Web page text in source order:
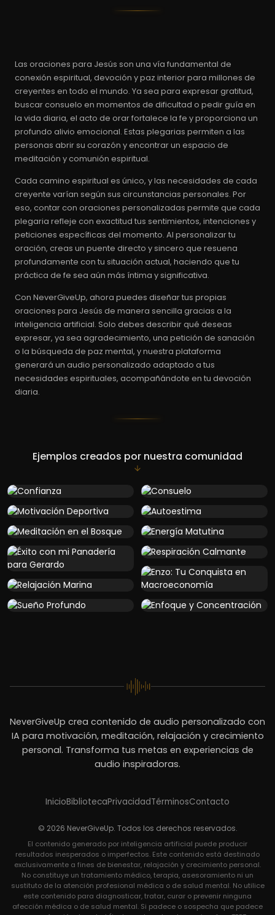
Las oraciones para Jesús son una vía fundamental de
conexión espiritual, devoción y paz interior para millones de
creyentes en todo el mundo. Ya sea para expresar gratitud,
buscar consuelo en momentos de dificultad o pedir guía en
la vida diaria, el acto de orar fortalece la fe y proporciona un
profundo alivio emocional. Estas plegarias permiten a las
personas abrir su corazón y encontrar un espacio de
meditación y comunión espiritual.
Cada camino espiritual es único, y las necesidades de cada
creyente varían según sus circunstancias personales. Por
eso, contar con oraciones personalizadas permite que cada
plegaria refleje con exactitud tus sentimientos, intenciones y
peticiones específicas del momento. Al personalizar tu
oración, creas un puente directo y sincero que resuena
profundamente con tu situación actual, haciendo que tu
práctica de fe sea aún más íntima y significativa.
Con NeverGiveUp, ahora puedes diseñar tus propias
oraciones para Jesús de manera sencilla gracias a la
inteligencia artificial. Solo debes describir qué deseas
expresar, ya sea agradecimiento, una petición de sanación
o la búsqueda de paz mental, y nuestra plataforma
generará un audio personalizado adaptado a tus
necesidades espirituales, acompañándote en tu devoción
diaria.
Ejemplos creados por nuestra comunidad
NeverGiveUp crea contenido de audio personalizado con
IA para motivación, meditación, relajación y crecimiento
personal. Transforma tus metas en experiencias de
audio inspiradoras.
InicioBibliotecaPrivacidadTérminosContacto
© 2026 NeverGiveUp. Todos los derechos reservados.
El contenido generado por inteligencia artificial puede producir
resultados inesperados o imperfectos. Este contenido está destinado
exclusivamente a fines de bienestar, relajación y crecimiento personal.
No constituye un tratamiento médico, terapia, asesoramiento ni un
sustituto de la atención profesional médica o de salud mental. No utilice
este contenido para diagnosticar, tratar, curar o prevenir ninguna
afección médica o de salud mental. Si padece o sospecha que padece